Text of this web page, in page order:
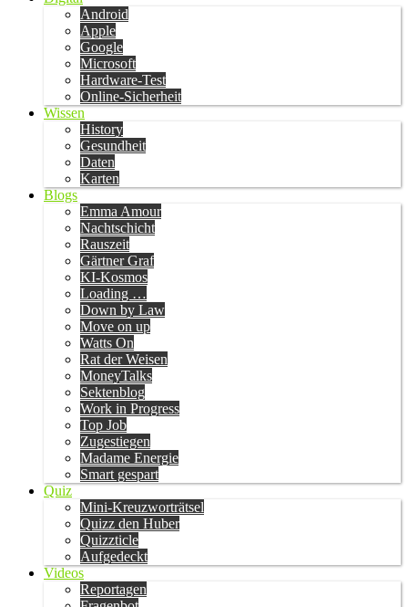
Android
Apple
Google
Microsoft
Hardware-Test
Online-Sicherheit
Wissen
History
Gesundheit
Daten
Karten
Blogs
Emma Amour
Nachtschicht
Rauszeit
Gärtner Graf
KI-Kosmos
Loading …
Down by Law
Move on up
Watts On
Rat der Weisen
MoneyTalks
Sektenblog
Work in Progress
Top Job
Zugestiegen
Madame Energie
Smart gespart
Quiz
Mini-Kreuzworträtsel
Quizz den Huber
Quizzticle
Aufgedeckt
Videos
Reportagen